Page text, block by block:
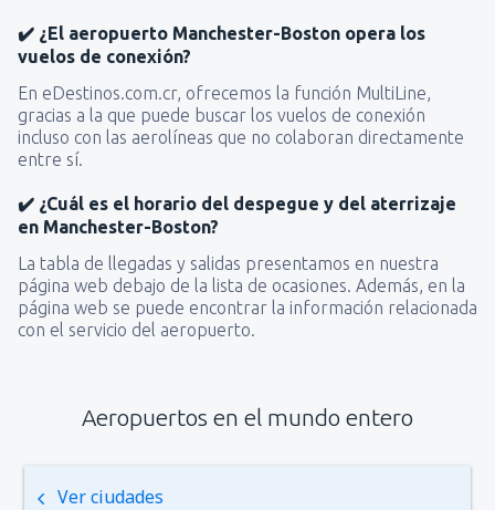
✔️ ¿El aeropuerto Manchester-Boston opera los
vuelos de conexión?
En eDestinos.com.cr, ofrecemos la función MultiLine,
gracias a la que puede buscar los vuelos de conexión
incluso con las aerolíneas que no colaboran directamente
entre sí.
✔️ ¿Cuál es el horario del despegue y del aterrizaje
en Manchester-Boston?
La tabla de llegadas y salidas presentamos en nuestra
página web debajo de la lista de ocasiones. Además, en la
página web se puede encontrar la información relacionada
con el servicio del aeropuerto.
Aeropuertos en el mundo entero
Ver ciudades